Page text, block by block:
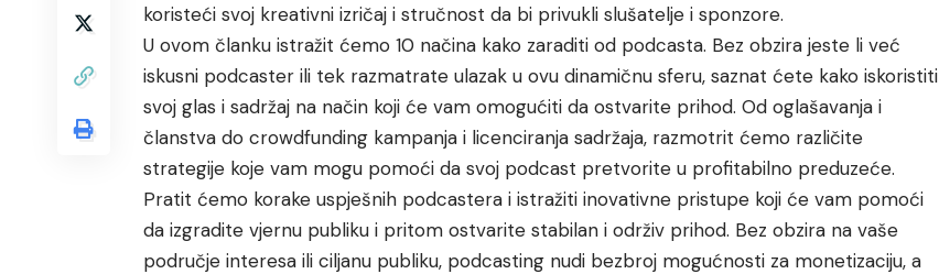
koristeći svoj kreativni izričaj i stručnost da bi privukli slušatelje i sponzore.
U ovom članku istražit ćemo 10 načina kako zaraditi od podcasta. Bez obzira jeste li već
iskusni podcaster ili tek razmatrate ulazak u ovu dinamičnu sferu, saznat ćete kako iskoristiti
svoj glas i sadržaj na način koji će vam omogućiti da ostvarite prihod. Od oglašavanja i
članstva do crowdfunding kampanja i licenciranja sadržaja, razmotrit ćemo različite
strategije koje vam mogu pomoći da svoj podcast pretvorite u profitabilno preduzeće.
Pratit ćemo korake uspješnih podcastera i istražiti inovativne pristupe koji će vam pomoći
da izgradite vjernu publiku i pritom ostvarite stabilan i održiv prihod. Bez obzira na vaše
područje interesa ili ciljanu publiku, podcasting nudi bezbroj mogućnosti za monetizaciju, a